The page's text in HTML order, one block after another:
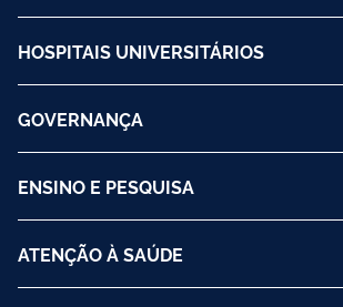
HOSPITAIS UNIVERSITÁRIOS
GOVERNANÇA
ENSINO E PESQUISA
ATENÇÃO À SAÚDE